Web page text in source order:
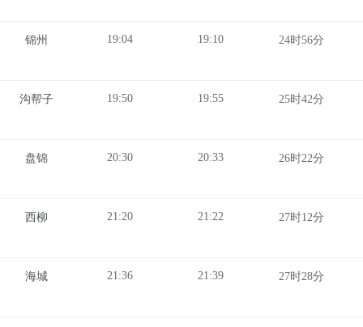
锦州 19:04 19:10 24时56分
沟帮子 19:50 19:55 25时42分
盘锦 20:30 20:33 26时22分
西柳 21:20 21:22 27时12分
海城 21:36 21:39 27时28分